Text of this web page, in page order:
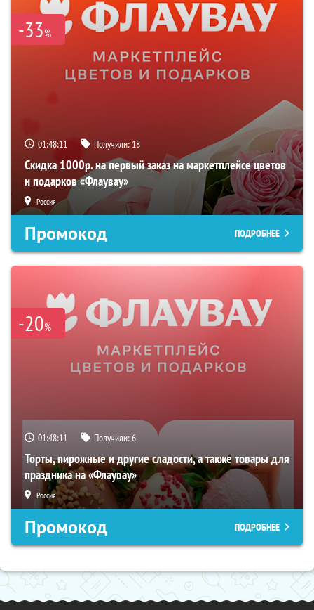
-33%
01:48:10 Получили: 18
Скидка 1000р. на первый заказ на маркетплейсе цветов
и подарков «Флаувау»
Россия
Промокод ПОДРОБНЕЕ
-20%
01:48:10 Получили:6
Торты, пирожные и другие сладости, а также товары для
праздника на «Флаувау»
Россия
Промокод ПОДРОБНЕЕ